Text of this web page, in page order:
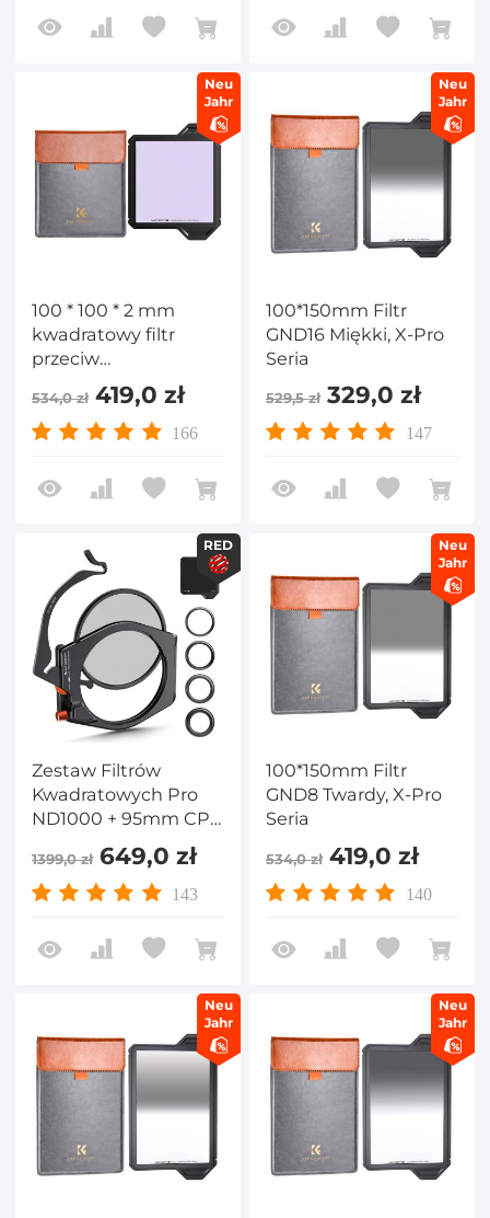
4 pierścienie
adaptera filtra
Neu
Jahr
100 * 100 * 2 mm
kwadratowy filtr
przeciw
zanieczyszczeniom z
ramką ochronną,
szkło optyczne HD
redukcyjny światła
ND - seria X-PRO
534,0 zł419,0 zł
166
Neu
Jahr
100*150mm Filtr
GND16 Miękki, X-Pro
Seria
529,5 zł329,0 zł
147
RED
Zestaw Filtrów
Kwadratowych Pro
ND1000 + 95mm CPL
+ 4 Pierścienie
Pośrednie
(67/72/77/82mm) +
1399,0 zł649,0 zł
143
Neu
Jahr
100*150mm Filtr
GND8 Twardy, X-Pro
Seria
534,0 zł419,0 zł
140
Neu
Jahr
Neu
Jahr